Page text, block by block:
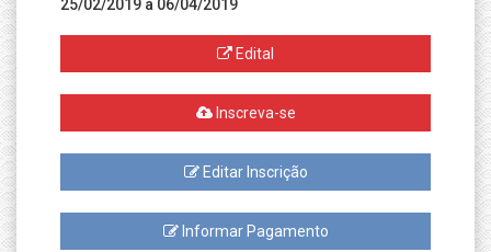
25/02/2019 à 06/04/2019
Edital
Inscreva-se
Editar Inscrição
Informar Pagamento